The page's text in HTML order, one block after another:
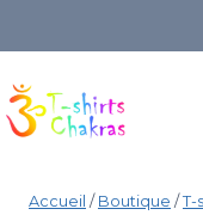
Accueil / Boutique / T-